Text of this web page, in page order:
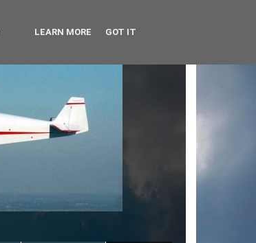
LEARN MORE GOT IT